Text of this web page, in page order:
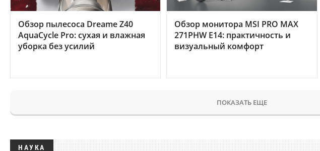
Обзор пылесоса Dreame Z40
AquaCycle Pro: сухая и влажная
уборка без усилий
Обзор монитора MSI PRO MAX
271PHW E14: практичность и
визуальный комфорт
ПОКАЗАТЬ ЕЩЕ
НАУКА